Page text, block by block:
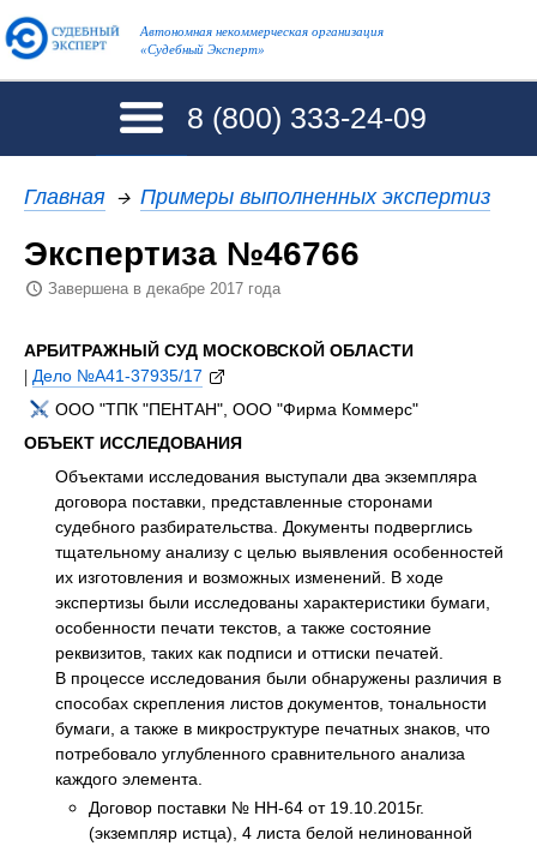
Автономная некоммерческая организация
«Судебный Эксперт»
8 (800) 333-24-09
Главная → Примеры выполненных экспертиз
Экспертиза №46766
Завершена в декабре 2017 года
АРБИТРАЖНЫЙ СУД МОСКОВСКОЙ ОБЛАСТИ
| Дело №А41-37935/17
ООО "ТПК "ПЕНТАН", ООО "Фирма Коммерс"
ОБЪЕКТ ИССЛЕДОВАНИЯ
Объектами исследования выступали два экземпляра
договора поставки, представленные сторонами
судебного разбирательства. Документы подверглись
тщательному анализу с целью выявления особенностей
их изготовления и возможных изменений. В ходе
экспертизы были исследованы характеристики бумаги,
особенности печати текстов, а также состояние
реквизитов, таких как подписи и оттиски печатей.
В процессе исследования были обнаружены различия в
способах скрепления листов документов, тональности
бумаги, а также в микроструктуре печатных знаков, что
потребовало углубленного сравнительного анализа
каждого элемента.
Договор поставки № НН-64 от 19.10.2015г.
(экземпляр истца), 4 листа белой нелинованной